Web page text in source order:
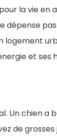
la vie
pas
et ses
Un chien a
de